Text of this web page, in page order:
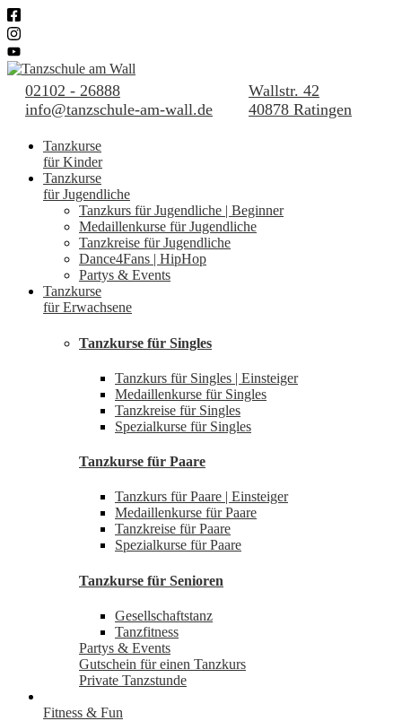
02102 - 26888
info@tanzschule-am-wall.de
Wallstr. 42
40878 Ratingen
Tanzkurse
für Kinder
Tanzkurse
für Jugendliche
Tanzkurs für Jugendliche | Beginner
Medaillenkurse für Jugendliche
Tanzkreise für Jugendliche
Dance4Fans | HipHop
Partys & Events
Tanzkurse
für Erwachsene
Tanzkurse für Singles
Tanzkurs für Singles | Einsteiger
Medaillenkurse für Singles
Tanzkreise für Singles
Spezialkurse für Singles
Tanzkurse für Paare
Tanzkurs für Paare | Einsteiger
Medaillenkurse für Paare
Tanzkreise für Paare
Spezialkurse für Paare
Tanzkurse für Senioren
Gesellschaftstanz
Tanzfitness
Partys & Events
Gutschein für einen Tanzkurs
Private Tanzstunde
Fitness & Fun